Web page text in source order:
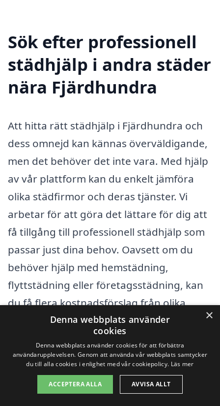
Sök efter professionell
städhjälp i andra städer
nära Fjärdhundra
Att hitta rätt städhjälp i Fjärdhundra och
dess omnejd kan kännas överväldigande,
men det behöver det inte vara. Med hjälp
av vår plattform kan du enkelt jämföra
olika städfirmor och deras tjänster. Vi
arbetar för att göra det lättare för dig att
få tillgång till professionell städhjälp som
passar just dina behov. Oavsett om du
behöver hjälp med hemstädning,
flyttstädning eller företagsstädning, kan
du få flera kostnadsförslag från olika
leverantörer på ett ställe.
Fjärdhundra ligger centralt i Enköpings
område och vi rekommenderar att även
titta på städhjälp i närliggande städer för
×
Denna webbplats använder
cookies
Denna webbplats använder cookies för att förbättra
användarupplevelsen. Genom att använda vår webbplats samtycker
du till alla cookies i enlighet med vår cookiepolicy. Läs mer
ACCEPTERA ALLA AVVISA ALLT